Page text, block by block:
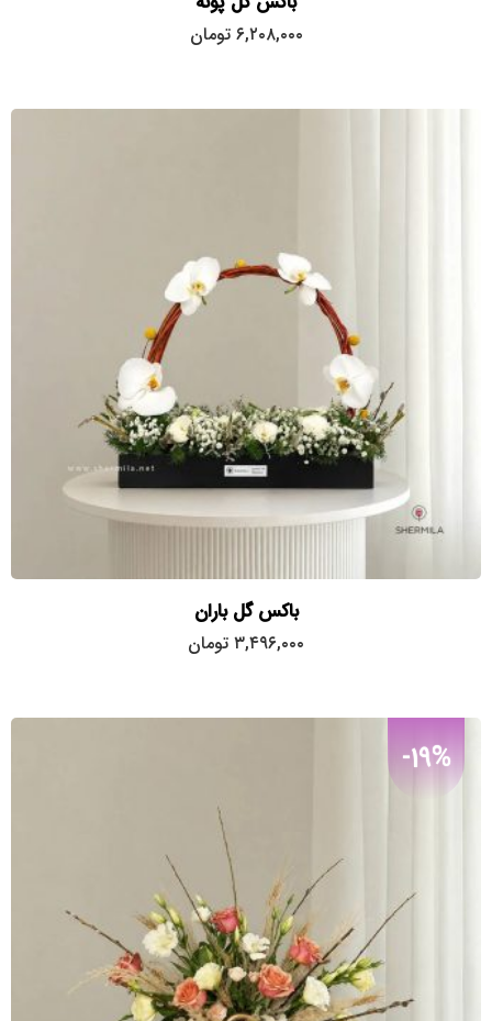
۶,۲۰۸,۰۰۰ تومان
باکس گل باران
۳,۴۹۶,۰۰۰ تومان
-19%